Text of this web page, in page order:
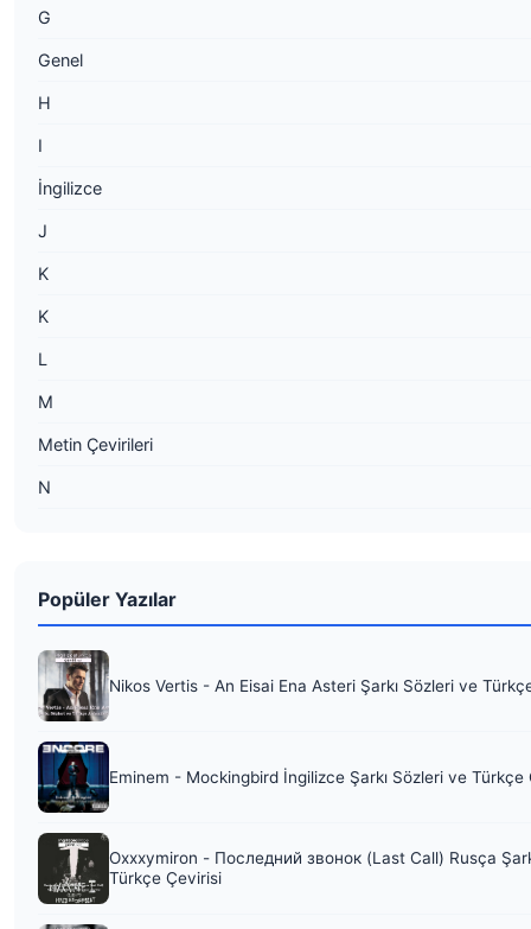
G
Genel
H
I
İngilizce
J
K
K
L
M
Metin Çevirileri
N
Popüler Yazılar
Nikos Vertis - An Eisai Ena Asteri Şarkı Sözleri ve
Eminem - Mockingbird İngilizce Şarkı Sözleri ve Türkçe
Oxxxymiron - Последний звонок (Last Call) Rusça
Türkçe Çevirisi